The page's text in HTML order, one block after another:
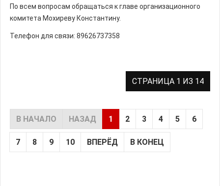
По всем вопросам обращаться к главе организационного
комитета Мохиреву Константину.
Телефон для связи: 89626737358
СТРАНИЦА 1 ИЗ 14
В НАЧАЛО НАЗАД 1 2 3 4 5 6
7 8 9 10 ВПЕРЁД В КОНЕЦ